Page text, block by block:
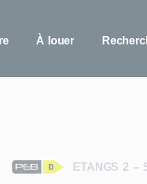
À louer
ETANGS 2 –